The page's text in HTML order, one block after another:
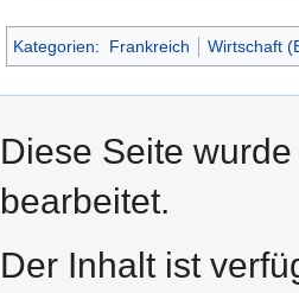
Kategorien: Frankreich Wirtschaft
Diese Seite
bearbeitet.
Der Inhalt ist